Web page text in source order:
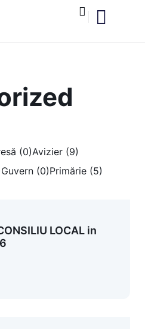
(0)Avizier (9)
Guvern (0)Primărie (5)
LOCAL in